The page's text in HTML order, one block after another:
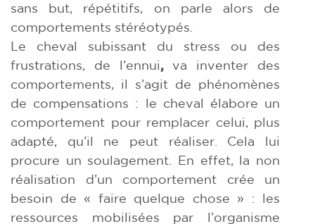
sans but, répétitifs, on parle alors de
comportements stéréotypés.
Le cheval subissant du stress ou des
frustrations, de l’ennui,va inventer des
comportements, il s’agit de phénomènes
de compensations : le cheval élabore un
comportement pour remplacer celui, plus
adapté, qu’il ne peut réaliser. Cela lui
procure un soulagement. En effet, la non
réalisation d’un comportement crée un
besoin de « faire quelque chose » : les
ressources mobilisées par l’organisme